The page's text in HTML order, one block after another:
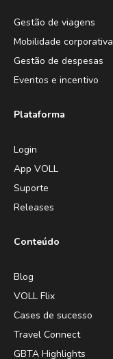
Gestão de viagens
Mobilidade corporativa
Gestão de despesas
Eventos e incentivo
Plataforma
Login
App VOLL
Suporte
Releases
Conteúdo
Blog
VOLL Flix
Cases de sucesso
Travel Connect
GBTA Highlights